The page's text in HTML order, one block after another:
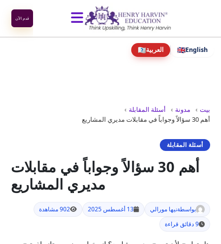
بيت
مدونة
قدم الآن
🇦🇦العربية 🇬🇧English
بيت مدونة
أسئلة المقابلة
أهم 30 سؤالاً وجواباً في مقابلات مديري المشاريع
أسئلة المقابلة
أهم 30 سؤالاً وجواباً في مقابلات
مديري المشاريع
بواسطةنيها مورالي 13 أغسطس 2025
902 مشاهدة
9 دقائق قراءة